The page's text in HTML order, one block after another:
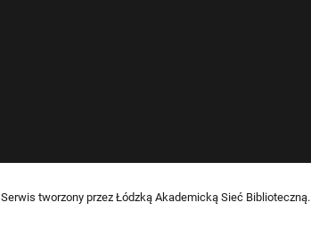
Serwis tworzony przez Łódzką Akademicką Sieć Biblioteczną.